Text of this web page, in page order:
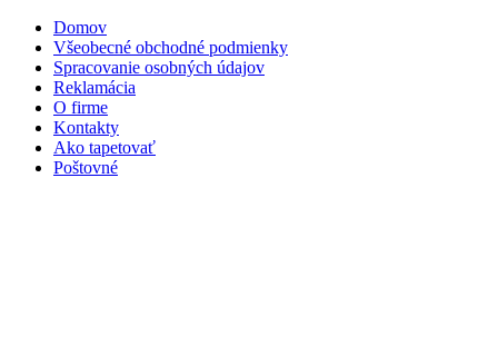
Domov
Všeobecné obchodné podmienky
Spracovanie osobných údajov
Reklamácia
O firme
Kontakty
Ako tapetovať
Poštovné